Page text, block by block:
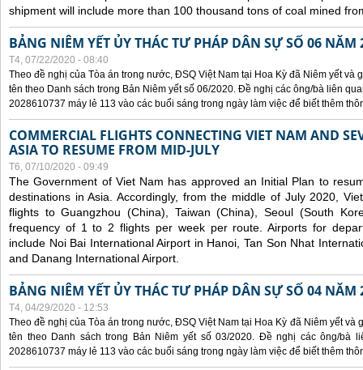
shipment will include more than 100 thousand tons of coal mined
BẢNG NIÊM YẾT ỦY THÁC TƯ PHÁP DÂN SỰ SỐ 06 NĂM
T4, 07/22/2020 - 08:40
Theo đề nghị của Tòa án trong nước, ĐSQ Việt Nam tại Hoa Kỳ đã Niêm yết và
tên theo Danh sách trong Bản Niêm yết số 06/2020. Đề nghị các ông/bà liên
2028610737 máy lẻ 113 vào các buổi sáng trong ngày làm việc để biết thêm
COMMERCIAL FLIGHTS CONNECTING VIET NAM AND
ASIA TO RESUME FROM MID-JULY
T6, 07/10/2020 - 09:49
The Government of Viet Nam has approved an Initial Plan to
destinations in Asia. Accordingly, from the middle of July 2020,
flights to Guangzhou (China), Taiwan (China), Seoul (South
frequency of 1 to 2 flights per week per route. Airports for
include Noi Bai International Airport in Hanoi, Tan Son Nhat
and Danang International Airport.
BẢNG NIÊM YẾT ỦY THÁC TƯ PHÁP DÂN SỰ SỐ 04 NĂM
T4, 04/29/2020 - 12:53
Theo đề nghị của Tòa án trong nước, ĐSQ Việt Nam tại Hoa Kỳ đã Niêm yết
tên theo Danh sách trong Bản Niêm yết số 03/2020. Đề nghị các ông/bà
2028610737 máy lẻ 113 vào các buổi sáng trong ngày làm việc để biết thêm